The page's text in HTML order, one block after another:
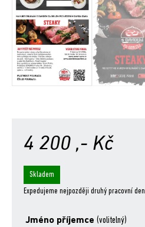
4 200 ,- Kč
Skladem
Expedujeme nejpozději druhý pracovní den
Jméno příjemce (volitelný)